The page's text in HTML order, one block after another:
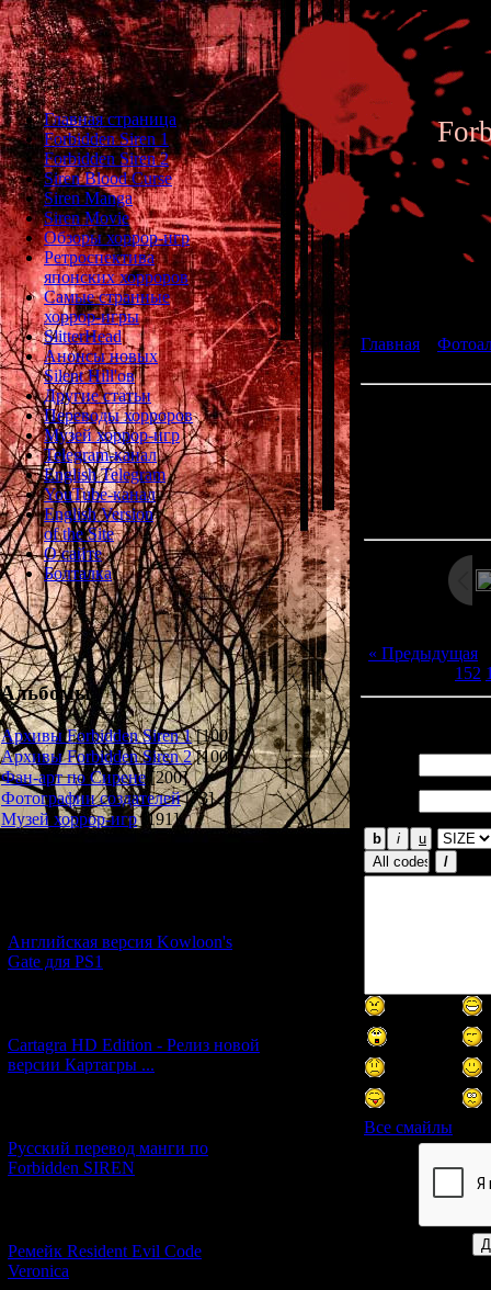
Главная страница
Forbidden Siren 1
Forbidden Siren 2
Siren Blood Curse
Siren Manga
Siren Movie
Обзоры хоррор-игр
Ретроспектива
японских хорроров
Самые странные
хоррор-игры
SlitterHead
Анонсы новых
Silent Hill'ов
Другие статьи
Переводы хорроров
Музей хоррор-игр
Telegram-канал
English Telegram
YouTube-канал
English Version
of the Site
О сайте
Болталка
Альбомы
Архивы Forbidden Siren 1 [100]
Архивы Forbidden Siren 2 [100]
Фан-арт по Сирене [200]
Фотографии создателей [73]
Музей хоррор-игр
[191]
Английская версия Kowloon's
Gate для PS1
Cartagra HD Edition - Релиз новой
версии Картагры ...
Русский перевод манги по
Forbidden SIREN
Ремейк Resident Evil Code
Veronica
Главная
« Предыдущая
152
Все смайлы